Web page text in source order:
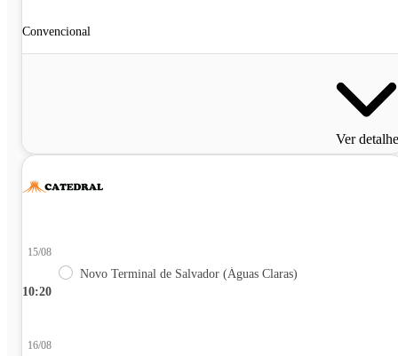
Convencional
Ver
10:20
15/08
Novo Terminal de Salvador (Águas Claras)
16/08